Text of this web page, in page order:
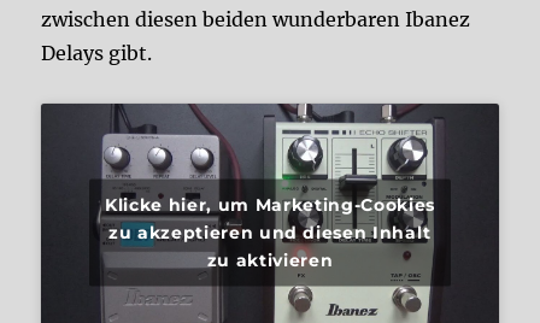
zwischen diesen beiden wunderbaren Ibanez
Delays gibt.
Klicke hier, um Marketing-Cookies
zu akzeptieren und diesen Inhalt
zu aktivieren